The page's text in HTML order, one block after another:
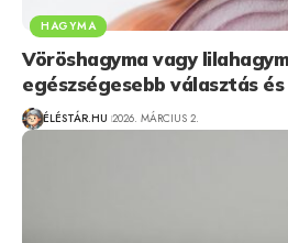
HAGYMA
Vöröshagyma vagy
egészségesebb választás
ÉLÉSTÁR.HU 2026. MÁRCIUS 2.